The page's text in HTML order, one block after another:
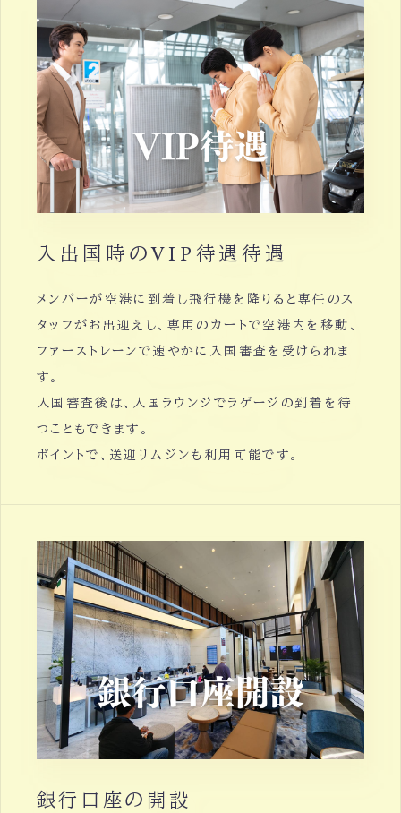
入出国時のVIP待遇待遇
メンバーが空港に到着し飛行機を降りると専任のス
タッフがお出迎えし、専用のカートで空港内を移動、
ファーストレーンで速やかに入国審査を受けられま
す。
入国審査後は、入国ラウンジでラゲージの到着を待
つこともできます。
ポイントで、送迎リムジンも利用可能です。
銀行口座の開設